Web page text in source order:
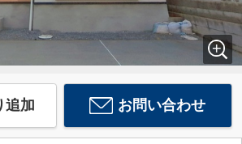
追加 お問い合わせ